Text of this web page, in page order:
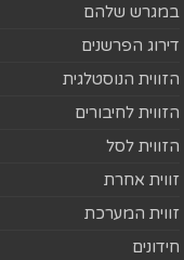
במגרש שלהם
דירוג הפרשנים
הזווית הנוסטלגית
הזווית לחיבורים
הזווית לסל
זווית אחרת
זווית המערכת
חידונים